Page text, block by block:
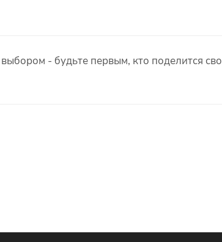
- будьте первым, кто поделится